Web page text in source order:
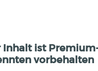
Inhalt ist
vorbehalten